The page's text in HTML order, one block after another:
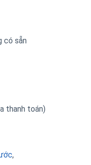
có sẵn
thanh toán)
,